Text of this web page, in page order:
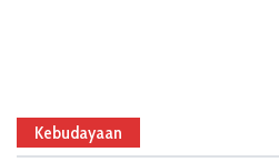
Kebudayaan